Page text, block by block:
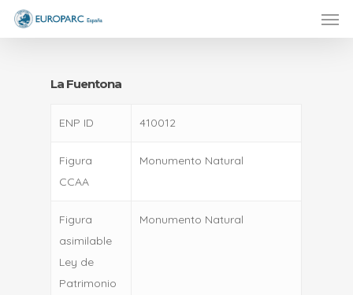
Skip
La Fuentona
ENP ID 410012
Figura
CCAA
Monumento Natural
Figura
asimilable
Ley de
Patrimonio
Monumento Natural